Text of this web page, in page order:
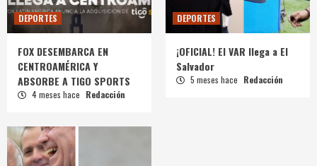
DEPORTES
FOX DESEMBARCA EN
CENTROAMÉRICA Y
ABSORBE A TIGO SPORTS
4 meses hace Redacción
DEPORTES
¡OFICIAL! El VAR llega a El
Salvador
5 meses hace Redacción